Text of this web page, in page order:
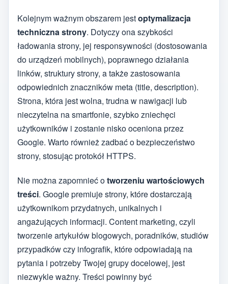
Kolejnym ważnym obszarem jestoptymalizacja
techniczna strony. Dotyczy ona szybkości
ładowania strony, jej responsywności (dostosowania
do urządzeń mobilnych), poprawnego działania
linków, struktury strony, a także zastosowania
odpowiednich znaczników meta (title, description).
Strona, która jest wolna, trudna w nawigacji lub
nieczytelna na smartfonie, szybko zniechęci
użytkowników i zostanie nisko oceniona przez
Google. Warto również zadbać o bezpieczeństwo
strony, stosując protokół HTTPS.
Nie można zapomnieć otworzeniu wartościowych
treści. Google premiuje strony, które dostarczają
użytkownikom przydatnych, unikalnych i
angażujących informacji. Content marketing, czyli
tworzenie artykułów blogowych, poradników, studiów
przypadków czy infografik, które odpowiadają na
pytania i potrzeby Twojej grupy docelowej, jest
niezwykle ważny. Treści powinny być